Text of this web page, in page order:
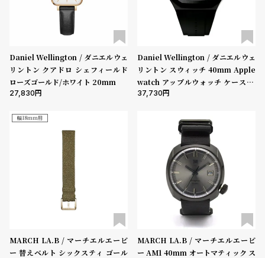
売
モ
載
商
衣
セ
eb
Daniel Wellington / ダニエルウェ
リントン クアドロ シェフィールド
ローズゴールド/ホワイト 20mm
27,830
Daniel Wellington / ダニエルウェ
リントン スウィッチ 40mm Apple
watch アップルウォッチ ケース ブ
ラック
37,730
幅18mm用
MARCH LA.B / マーチエルエービ
ー 替えベルト シックスティ ゴール
MARCH LA.B / マーチエルエービ
ー AM1 40mm オートマティック ス